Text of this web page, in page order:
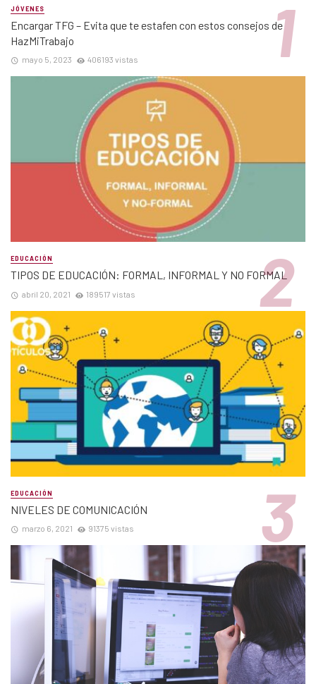
JÓVENES
Encargar TFG – Evita que te estafen con estos consejos de
HazMiTrabajo
mayo 5, 2023 406193 vistas
EDUCACIÓN
TIPOS DE EDUCACIÓN: FORMAL, INFORMAL Y NO FORMAL
abril 20, 2021 189517 vistas
EDUCACIÓN
NIVELES DE COMUNICACIÓN
marzo 6, 2021 91375 vistas